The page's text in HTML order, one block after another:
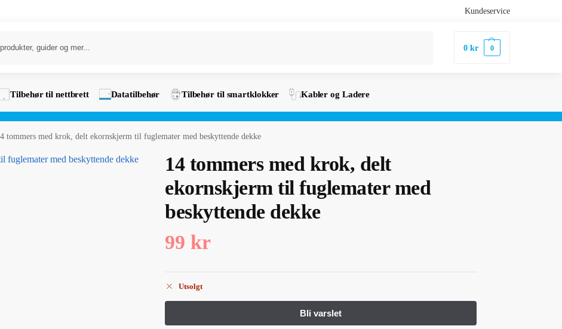
Kundeservice
0kr 0
Tilbehør til nettbrett Datatilbehør Tilbehør til smartklokker Kabler og Ladere
tommers med krok, delt ekornskjerm til fuglemater med beskyttende dekke
14 tommers med krok, delt
ekornskjerm til fuglemater med
beskyttende dekke
99 kr
Utsolgt